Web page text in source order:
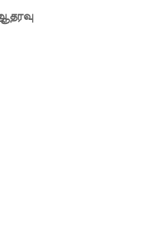
- பிரதமர்!